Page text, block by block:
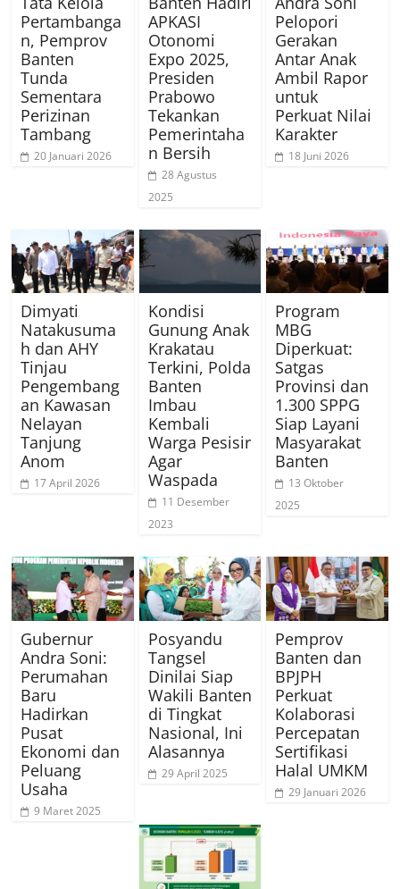
Pertambanga
n, Pemprov
Banten
Tunda
Sementara
Perizinan
Tambang
20 Januari 2026
APKASI
Otonomi
Expo 2025,
Presiden
Prabowo
Tekankan
Pemerintaha
n Bersih
28 Agustus
2025
Pelopori
Gerakan
Antar Anak
Ambil Rapor
untuk
Perkuat Nilai
Karakter
18 Juni 2026
Dimyati
Natakusuma
h dan AHY
Tinjau
Pengembang
an Kawasan
Nelayan
Tanjung
Anom
17 April 2026
Kondisi
Gunung Anak
Krakatau
Terkini, Polda
Banten
Imbau
Kembali
Warga Pesisir
Agar
Waspada
11 Desember
2023
Program
MBG
Diperkuat:
Satgas
Provinsi dan
1.300 SPPG
Siap Layani
Masyarakat
Banten
13 Oktober
2025
Gubernur
Andra Soni:
Perumahan
Baru
Hadirkan
Pusat
Ekonomi dan
Peluang
Usaha
9 Maret 2025
Posyandu
Tangsel
Dinilai Siap
Wakili Banten
di Tingkat
Nasional, Ini
Alasannya
29 April 2025
Pemprov
Banten dan
BPJPH
Perkuat
Kolaborasi
Percepatan
Sertifikasi
Halal UMKM
29 Januari 2026